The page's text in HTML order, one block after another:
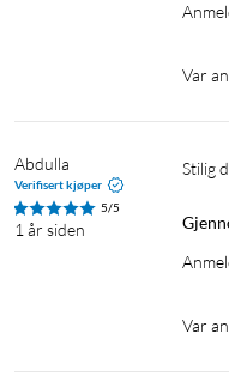
Var
Abdulla
Verifisert kjøper
5/5
1 år siden
Stilig
Var